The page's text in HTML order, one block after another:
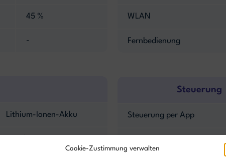
Cookie-Zustimmung verwalten
45 %
-
Lithium-Ionen-Akku
WLAN
Fernbedienung
Steuerung
Steuerung per App